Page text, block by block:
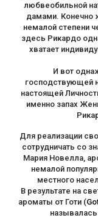
любвеобильной
дамами. Конечно
немалой степени
здесь Рикардо
хватает
И вот
господствующей
настоящей
именно запах
Для реализации
сотрудничать со
Мария Новелла,
немалой
местного
В результате на
ароматы от Готи (
называлась